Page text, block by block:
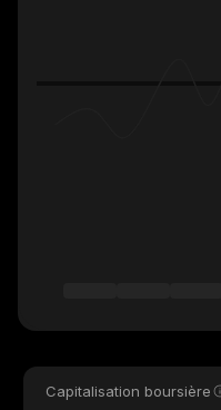
Capitalisation boursière